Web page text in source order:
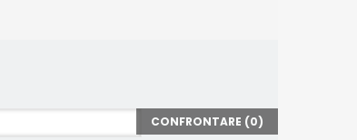
CONFRONTARE (0)